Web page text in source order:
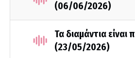
(06/06/2026)
Τα διαμάντια είναι
(23/05/2026)